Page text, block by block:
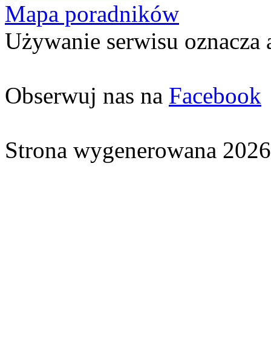
Mapa poradników
Używanie serwisu oznacza
Obserwuj nas na Facebook
Strona wygenerowana